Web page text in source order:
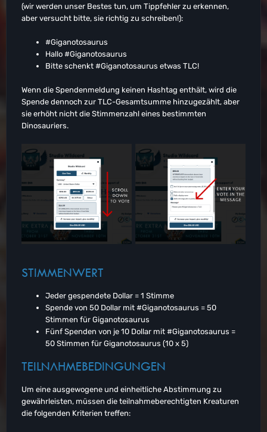
(wir werden unser Bestes tun, um Tippfehler zu erkennen,
aber versucht bitte, sie richtig zu schreiben!):
#Giganotosaurus
Hallo #Giganotosaurus
Bitte schenkt #Giganotosaurus etwas TLC!
Wenn die Spendenmeldung keinen Hashtag enthält, wird die
Spende dennoch zur TLC-Gesamtsumme hinzugezählt, aber
sie erhöht nicht die Stimmenzahl eines bestimmten
Dinosauriers.
STIMMENWERT
Jeder gespendete Dollar = 1 Stimme
Spende von 50 Dollar mit #Giganotosaurus = 50
Stimmen für Giganotosaurus
Fünf Spenden von je 10 Dollar mit #Giganotosaurus =
50 Stimmen für Giganotosaurus (10 x 5)
TEILNAHMEBEDINGUNGEN
Um eine ausgewogene und einheitliche Abstimmung zu
gewährleisten, müssen die teilnahmeberechtigten Kreaturen
die folgenden Kriterien treffen: